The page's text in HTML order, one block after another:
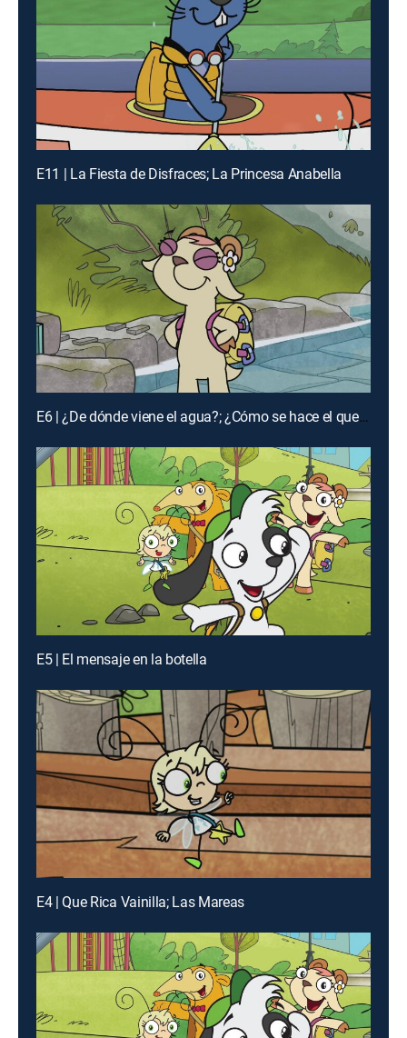
E11 | La Fiesta de Disfraces; La Princesa Anabella
E6 | ¿De dónde viene el agua?; ¿Cómo se hace el queso?
E5 | El mensaje en la botella
E4 | Que Rica Vainilla; Las Mareas